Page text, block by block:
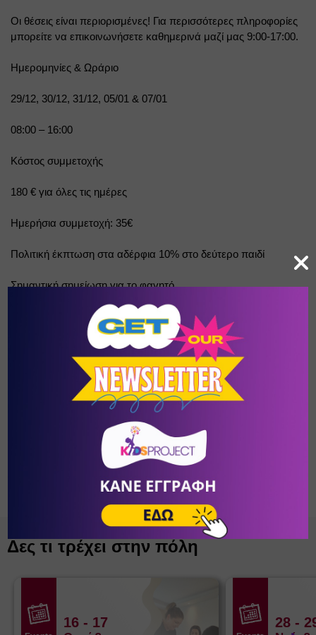
Οι θέσεις είναι περιορισμένες! Για περισσότερες πληροφορίες
μπορείτε να επικοινωνήσετε καθημερινά μαζί μας 9:00-17:00.
Ημερομηνίες & Ωράριο
29/12, 30/12, 31/12, 05/01 & 07/01
08:00 – 16:00
Κόστος συμμετοχής
180 € για όλες τις ημέρες
Ημερήσια συμμετοχή: 35€
Πολιτική έκπτωση στα αδέρφια 10% στο δεύτερο παιδί
Σημαντική σημείωση για το φαγητό
Τις ημέρες 29/12, 30/12 και 31/12 το πρόγραμμα σίτισης δεν θα
λειτουργεί, επομένως τα παιδιά θα χρειαστεί να έχουν μαζί
τους snack και γεύμα.
Για τις ημέρες 5/1 και 7/1, θα γνωρίζουμε τις επόμενες ημέρες
αν θα μπορεί να λειτουργήσει κανονικά.
Add-on Γεύματος: +12 € σύνολο (και για τις δύο ημέρες ή + 6 €/
Λιγότερα
Δες τι τρέχει στην πόλη
16 - 17 28 -